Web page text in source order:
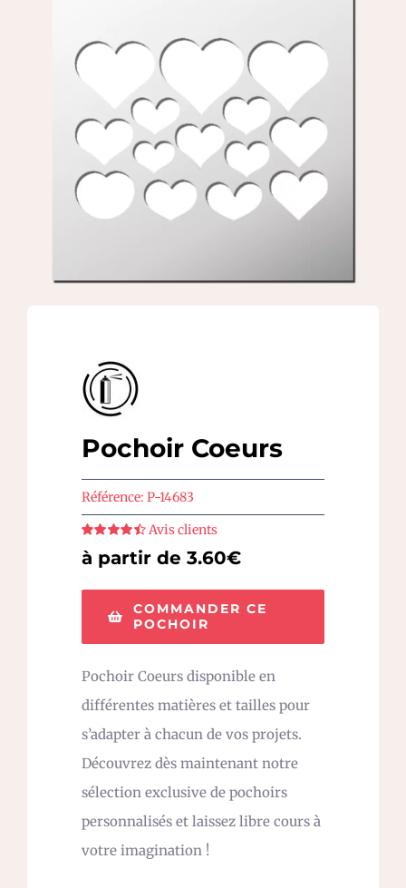
Pochoir Coeurs
Référence: P-14683
Note
sur
5
Avis clients
à partir de 3.60€
COMMANDER CE
POCHOIR
Pochoir Coeurs disponible en
différentes matières et tailles pour
s’adapter à chacun de vos projets.
Découvrez dès maintenant notre
sélection exclusive de pochoirs
personnalisés et laissez libre cours à
votre imagination !